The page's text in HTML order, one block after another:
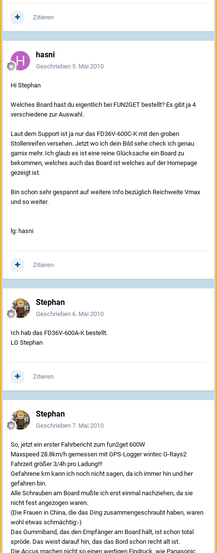
Zitieren
hasni
Geschrieben 5. Mai 2010
Hi Stephan
Welches Board hast du eigentlich bei FUN2GET bestellt? Es gibt ja 4
verschiedene zur Auswahl.
Laut dem Support ist ja nur das FD36V-600C-K mit den groben
Stollenreifen versehen. Jetzt wo ich dein Bild sehe check ich genau
garnix mehr. Ich glaub es ist eine reine Glücksache ein Board zu
bekommen, welches auch das Board ist welches auf der Homepage
gezeigt ist.
Bin schon sehr gespannt auf weitere Info bezüglich Reichweite Vmax
und so weiter.
lg: hasni
Zitieren
Stephan
Geschrieben 6. Mai 2010
Ich hab das FD36V-600A-K bestellt.
LG Stephan
Zitieren
Stephan
Geschrieben 7. Mai 2010
So, jetzt ein erster Fahrbericht zum fun2get 600W
Maxspeed 28.8km/h gemessen mit GPS-Logger wintec G-Rays2
Fahrzeit größer 3/4h pro Ladung!!!
Gefahrene km kann ich noch nicht sagen, da ich immer hin und her
gefahren bin.
Alle Schrauben am Board mußte ich erst einmal nachziehen, da sie
nicht fest angezogen waren.
(Die Frauen in China, die das Ding zusammengeschraubt haben, waren
wohl etwas schmächtig:-)
Das Gummiband, das den Empfänger am Board hält, ist schon total
spröde. Das weist darauf hin, das das Bord schon recht alt ist.
Die Accus machen nicht so einen wertigen Eindruck, wie Panasonic